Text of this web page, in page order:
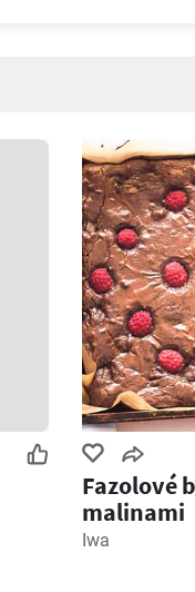
Fazolové
malinami
Iwa